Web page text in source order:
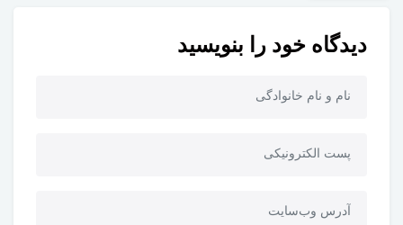
دیدگاه خود را بنویسید